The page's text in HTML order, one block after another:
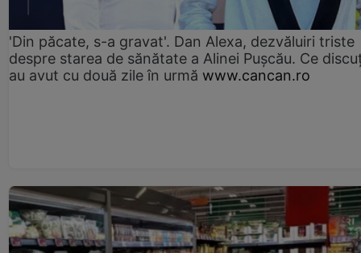
'Din păcate, s-a gravat'. Dan Alexa, dezvăluiri triste
despre starea de sănătate a Alinei Pușcău. Ce
au avut cu două zile în urmă www.cancan.ro